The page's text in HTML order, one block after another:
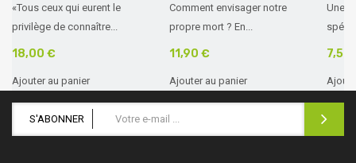
«Tous ceux qui eurent le
privilège de connaître...
18,00 €
Ajouter au panier
Comment envisager notre
propre mort ? En...
11,90 €
Ajouter au panier
Une
7,50
S'ABONNER